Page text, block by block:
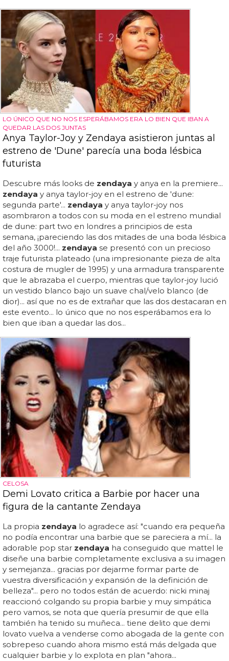
LO ÚNICO QUE NO NOS ESPERÁBAMOS ERA LO BIEN QUE IBAN A
QUEDAR LAS DOS JUNTAS
Anya Taylor-Joy y Zendaya asistieron juntas al
estreno de 'Dune' parecía una boda lésbica
futurista
Descubre más looks de zendaya y anya en la premiere...
zendaya y anya taylor-joy en el estreno de 'dune:
segunda parte'... zendaya y anya taylor-joy nos
asombraron a todos con su moda en el estreno mundial
de dune: part two en londres a principios de esta
semana, ¡pareciendo las dos mitades de una boda lésbica
del año 3000!... zendaya se presentó con un precioso
traje futurista plateado (una impresionante pieza de alta
costura de mugler de 1995) y una armadura transparente
que le abrazaba el cuerpo, mientras que taylor-joy lució
un vestido blanco bajo un suave chal/velo blanco (de
dior)... así que no es de extrañar que las dos destacaran en
este evento... lo único que no nos esperábamos era lo
bien que iban a quedar las dos...
CELOSA
Demi Lovato critica a Barbie por hacer una
figura de la cantante Zendaya
La propia zendaya lo agradece así: "cuando era pequeña
no podía encontrar una barbie que se pareciera a mí... la
adorable pop star zendaya ha conseguido que mattel le
diseñe una barbie completamente exclusiva a su imagen
y semejanza... gracias por dejarme formar parte de
vuestra diversificación y expansión de la definición de
belleza"... pero no todos están de acuerdo: nicki minaj
reaccionó colgando su propia barbie y muy simpática
pero vamos, se nota que quería presumir de que ella
también ha tenido su muñeca... tiene delito que demi
lovato vuelva a venderse como abogada de la gente con
sobrepeso cuando ahora mismo está más delgada que
cualquier barbie y lo explota en plan "ahora...